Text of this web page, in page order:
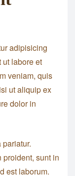
adipisicing
labore et
veniam, quis
ut aliquip ex
dolor in
proident, sunt in
est laborum.